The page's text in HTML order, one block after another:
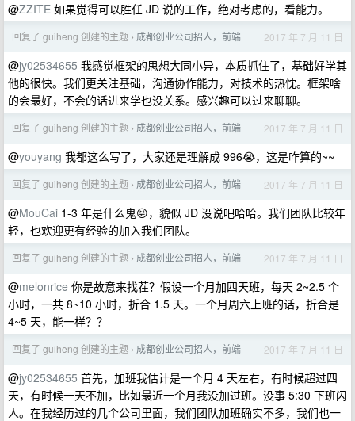
@ZZITE 如果觉得可以胜任 JD 说的工作，绝对考虑的，看能力。
回复了 guiheng 创建的主题 › 成都创业公司招人，前端 2017 年 7 月 11 日
@jy02534655 我感觉框架的思想大同小异，本质抓住了，基础好学其
他的很快。我们更关注基础，沟通协作能力，对技术的热忱。框架啥
的会最好，不会的话进来学也没关系。感兴趣可以过来聊聊。
回复了 guiheng 创建的主题 › 成都创业公司招人，前端 2017 年 7 月 11 日
@youyang 我都这么写了，大家还是理解成 996😭，这是咋算的~~
回复了 guiheng 创建的主题 › 成都创业公司招人，前端 2017 年 7 月 11 日
@MouCai 1-3 年是什么鬼😝，貌似 JD 没说吧哈哈。我们团队比较年
轻，也欢迎更有经验的加入我们团队。
回复了 guiheng 创建的主题 › 成都创业公司招人，前端 2017 年 7 月 11 日
@melonrice 你是故意来找茬？假设一个月加四天班，每天 2~2.5 个
小时，一共 8~10 小时，折合 1.5 天。一个月周六上班的话，折合是
4~5 天，能一样？？
回复了 guiheng 创建的主题 › 成都创业公司招人，前端 2017 年 7 月 11 日
@jy02534655 首先，加班我估计是一个月 4 天左右，有时候超过四
天，有时候一天不加，比如最近一个月我没加过班。没事 5:30 下班闪
人。在我经历过的几个公司里面，我们团队加班确实不多，我们也一